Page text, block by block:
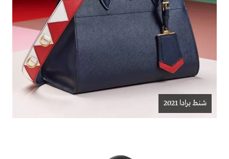
شنط برادا 2021